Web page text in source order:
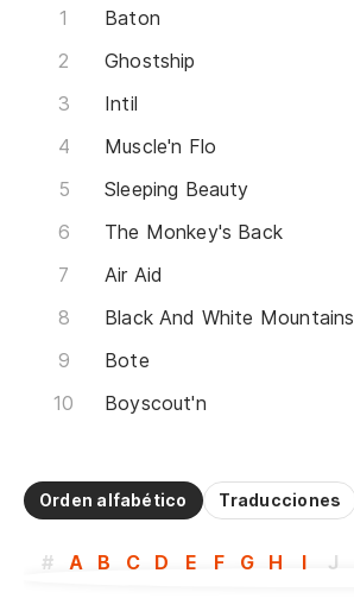
Baton
Ghostship
Intil
Muscle'n Flo
Sleeping Beauty
The Monkey's Back
Air Aid
Black And White Mountains
Bote
Boyscout'n
Orden alfabético Traducciones
# A B C D E F G H I J